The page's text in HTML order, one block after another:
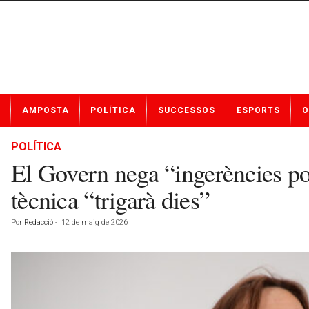
t
AMPOSTA POLÍTICA SUCCESSOS ESPORTS
POLÍTICA
El Govern nega “ingerències
tècnica “trigarà dies”
Por Redacció - 12 de maig de 2026